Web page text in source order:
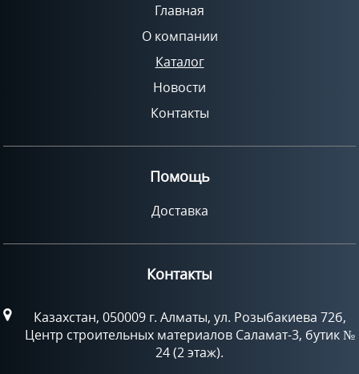
Главная
О компании
Каталог
Новости
Контакты
Помощь
Доставка
Контакты
Казахстан, 050009 г. Алматы, ул. Розыбакиева 72б,
Центр строительных материалов Саламат-3, бутик №
24 (2 этаж).